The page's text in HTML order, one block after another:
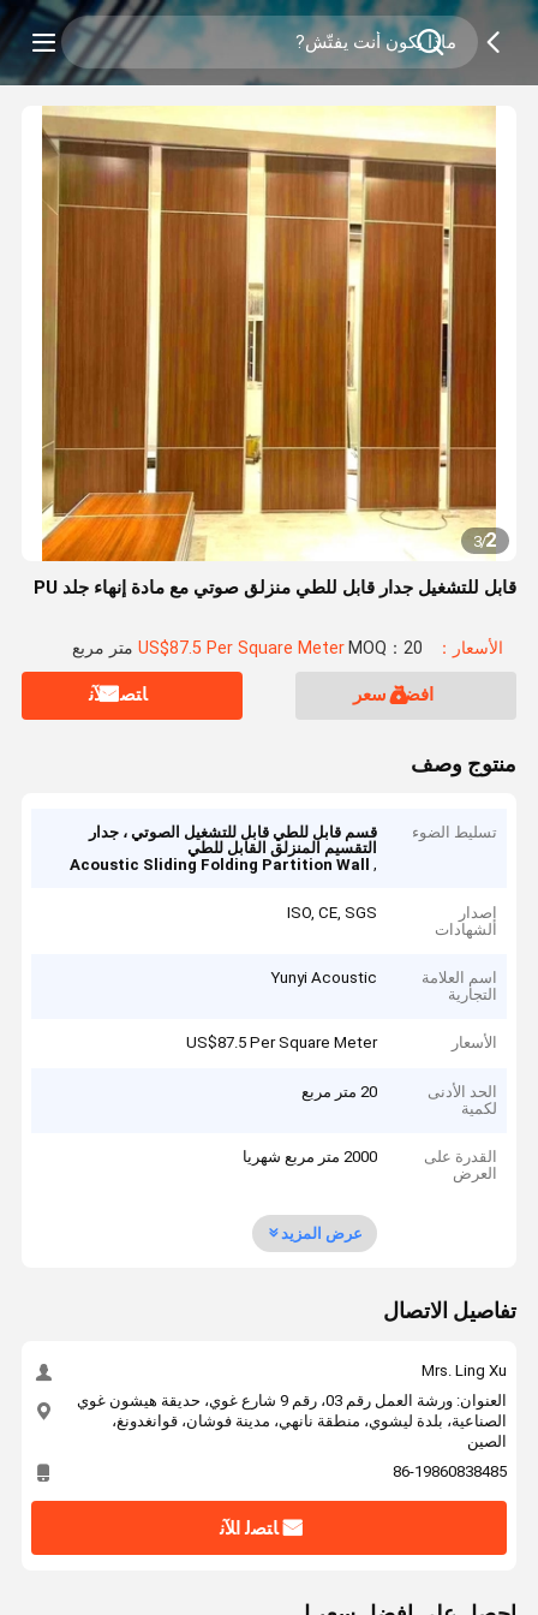
2
/
3
قابل للتشغيل جدار قابل للطي منزلق صوتي مع مادة إنهاء جلد PU
الأسعار：US$87.5 Per Square Meter MOQ：20 متر مربع
افضل سعر ﺎﺘﺼﻟ ﺍﻶﻧ
منتوج وصف
تسليط الضوء
قسم قابل للطي قابل للتشغيل الصوتي ، جدار
التقسيم المنزلق القابل للطي
,
Acoustic Sliding Folding Partition Wall
إصدار
الشهادات
ISO, CE, SGS
اسم العلامة
التجارية
Yunyi Acoustic
الأسعار US$87.5 Per Square Meter
الحد الأدنى
لكمية
20 متر مربع
القدرة على
العرض
2000 متر مربع شهريا
عرض المزيد
تفاصيل الاتصال
Mrs. Ling Xu
العنوان: ورشة العمل رقم 03، رقم 9 شارع غوي، حديقة هيشون غوي
الصناعية، بلدة ليشوي، منطقة نانهي، مدينة فوشان، قوانغدونغ،
الصين
86-19860838485
ﺎﺘﺼﻟ ﺍﻶﻧ